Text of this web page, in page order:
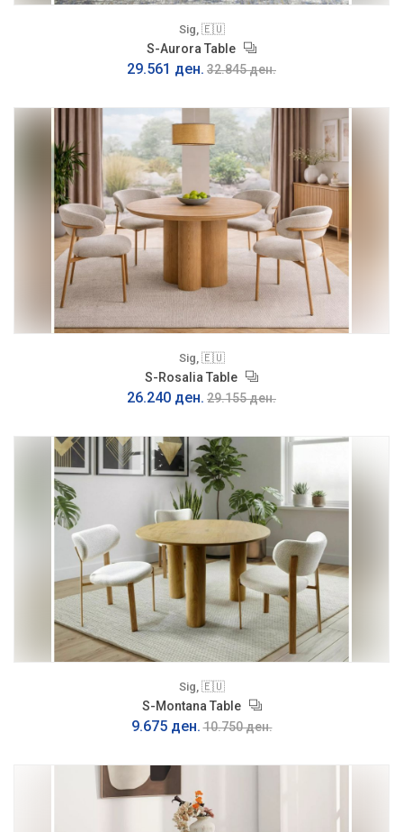
Sig, 🇪🇺
S-Aurora Table
29.561 ден. 32.845 ден.
Sig, 🇪🇺
S-Rosalia Table
26.240 ден. 29.155 ден.
Sig, 🇪🇺
S-Montana Table
9.675 ден. 10.750 ден.